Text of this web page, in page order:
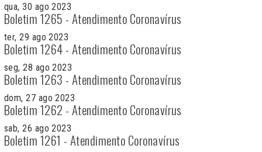
qua, 30 ago 2023
Boletim 1265 - Atendimento Coronavírus
ter, 29 ago 2023
Boletim 1264 - Atendimento Coronavírus
seg, 28 ago 2023
Boletim 1263 - Atendimento Coronavírus
dom, 27 ago 2023
Boletim 1262 - Atendimento Coronavírus
sab, 26 ago 2023
Boletim 1261 - Atendimento Coronavírus